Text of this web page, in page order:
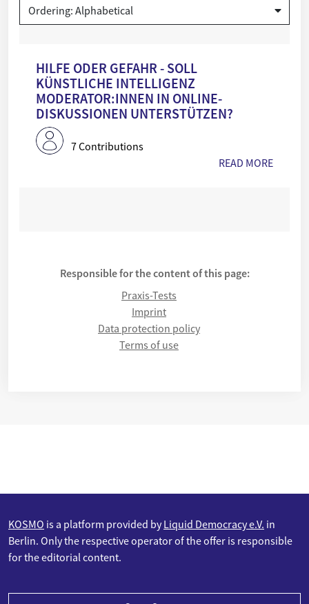
Ordering: Alphabetical
HILFE ODER GEFAHR - SOLL
KÜNSTLICHE INTELLIGENZ
MODERATOR:INNEN IN ONLINE-
DISKUSSIONEN UNTERSTÜTZEN?
7 Contributions
READ MORE
Responsible for the content of this page:
Praxis-Tests
Imprint
Data protection policy
Terms of use
KOSMO is a platform provided byLiquid Democracy e.V. in
Berlin. Only the respective operator of the offer is responsible
for the editorial content.